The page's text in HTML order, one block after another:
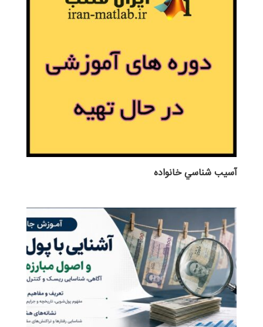
آسيب شناسي خانواده